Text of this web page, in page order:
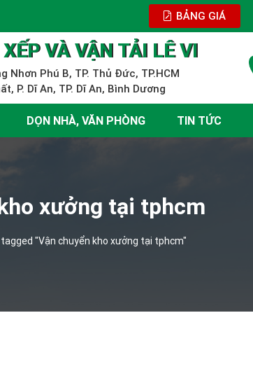
BẢNG GIÁ
VÀ VẬN TẢI LÊ VI
Nhơn Phú B, TP. Thủ Đức, TP.HCM
P. Dĩ An, TP. Dĩ An, Bình Dương
DỌN NHÀ, VĂN PHÒNG TIN TỨC
xưởng tại tphcm
"Vận chuyển kho xưởng tại tphcm"